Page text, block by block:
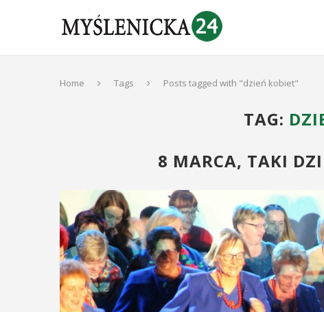
Home Tags Posts tagged with "dzień kobiet"
TAG:
8 MARCA, TAKI